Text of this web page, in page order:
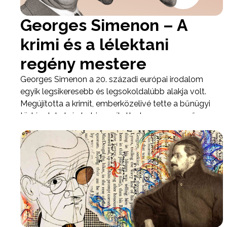
harminc „nagyárverést” és hat kamaraárverést
rendezett, miközben a Téka Könyvértékesítő Vállalat,
a Művelt Nép Könyvterjesztő Vállalat és egy
magánantikváriumi kísérlet is megjelent a
Georges Simenon – A
krimi és a lélektani
regény mestere
Georges Simenon a 20. századi európai irodalom
egyik legsikeresebb és legsokoldalúbb alakja volt.
Megújította a krimit, emberközelivé tette a bűnügyi
történeteket, és bebizonyította, hogy egyszerű
nyelvezettel is lehet komoly irodalmi értéket
teremteni. Művei ma is aktuálisak, mert alapvető
emberi kérdéseket vizsgálnak: a felelősséget, a
magányt, a döntések súlyát és az önmagunkkal való
szembenézést.